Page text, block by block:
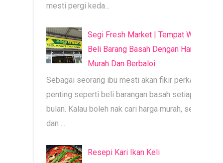
mesti pergi keda...
Segi Fresh Market | Tempat Wajib
Beli Barang Basah Dengan Harga
Murah Dan Berbaloi
Sebagai seorang ibu mesti akan fikir perkara
penting seperti beli barangan basah setiap
bulan. Kalau boleh nak cari harga murah, segar
dan ...
Resepi Kari Ikan Keli